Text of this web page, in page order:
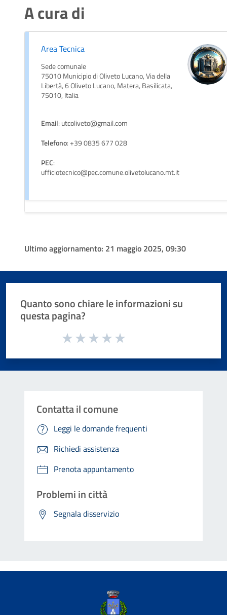
A cura di
Area Tecnica
Sede comunale
75010 Municipio di Oliveto Lucano, Via della
Libertà, 6 Oliveto Lucano, Matera, Basilicata,
75010, Italia
Email: utcoliveto@gmail.com
Telefono: +39 0835 677 028
PEC:
ufficiotecnico@pec.comune.olivetolucano.mt.it
Ultimo aggiornamento: 21 maggio 2025, 09:30
Quanto sono chiare le informazioni su
questa pagina?
Valuta da 1 a 5 stelle la pagina
Contatta il comune
Leggi le domande frequenti
Richiedi assistenza
Prenota appuntamento
Problemi in città
Segnala disservizio